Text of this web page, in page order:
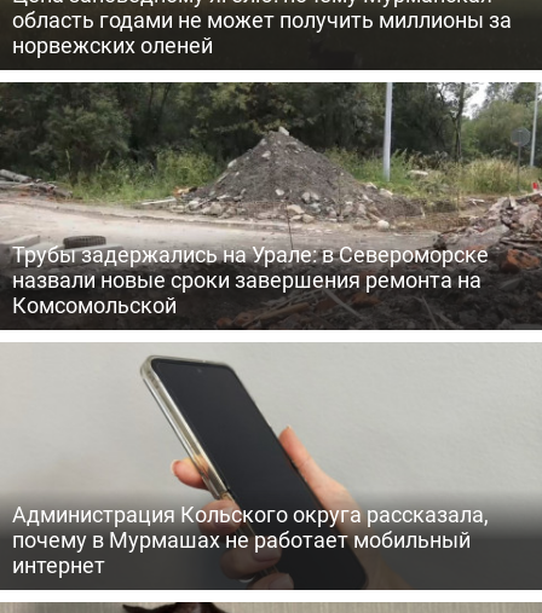
область годами не может получить миллионы за
норвежских оленей
Трубы задержались на Урале: в Североморске
назвали новые сроки завершения ремонта на
Комсомольской
Администрация Кольского округа рассказала,
почему в Мурмашах не работает мобильный
интернет